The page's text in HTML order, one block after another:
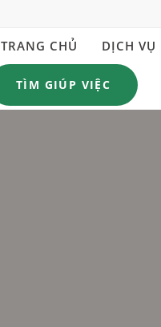
TRANG CHỦ DỊCH VỤ
TÌM GIÚP VIỆC